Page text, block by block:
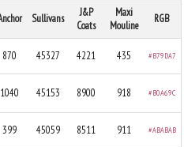
Sullivans
J&P
Coats
Maxi
Mouline
RGB
870 45327 4221 435 #B79DA7
1040 45153 8900 918 #B0A69C
399 45059 8511 911 #ABABAB